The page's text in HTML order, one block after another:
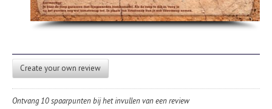
Create your own review
Ontvang 10 spaarpunten bij het invullen van een review